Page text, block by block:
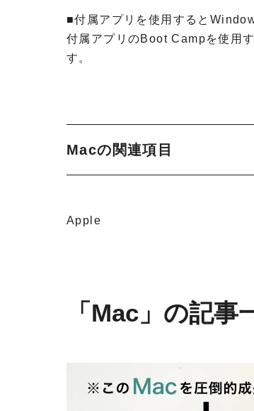
■付属アプリを使用すると
付属アプリのBoot Campを使用
す。
Macの関連項目
Apple
「Mac」の記事